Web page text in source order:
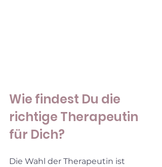
Wie findest Du die
richtige Therapeutin
für Dich?
Die Wahl der Therapeutin ist